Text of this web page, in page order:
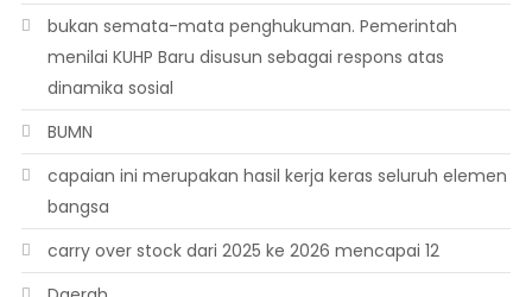
bukan semata-mata penghukuman. Pemerintah
menilai KUHP Baru disusun sebagai respons atas
dinamika sosial
BUMN
capaian ini merupakan hasil kerja keras seluruh elemen
bangsa
carry over stock dari 2025 ke 2026 mencapai 12